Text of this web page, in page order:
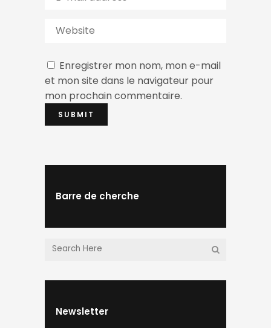
Enregistrer mon nom, mon e-mail
et mon site dans le navigateur pour
mon prochain commentaire.
Barre de cherche
Newsletter